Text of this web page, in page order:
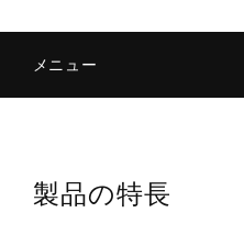
メニュー
寸法図
製品の特長